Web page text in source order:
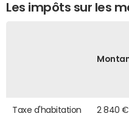
Les impôts sur les
Taxe d'habitation 2 840 €